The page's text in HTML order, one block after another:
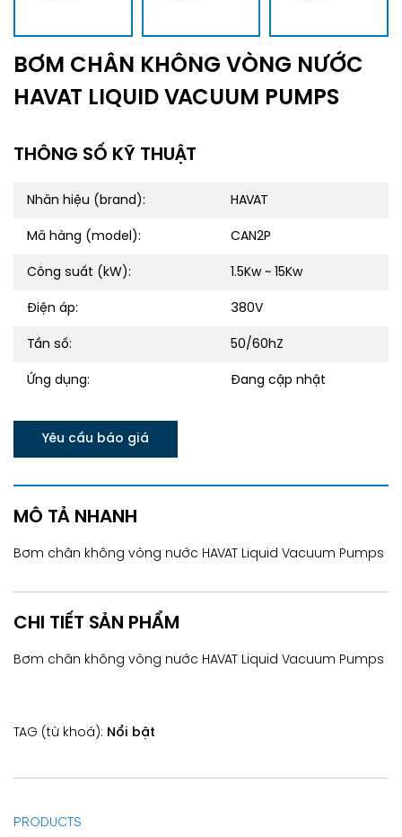
BƠM CHÂN KHÔNG VÒNG NƯỚC
HAVAT LIQUID VACUUM PUMPS
THÔNG SỐ KỸ THUẬT
Nhãn hiệu (brand): HAVAT
Mã hàng (model): CAN2P
Công suất (kW): 1.5Kw ~ 15Kw
Điện áp: 380V
Tần số: 50/60hZ
Ứng dụng: Đang cập nhật
Yêu cầu báo giá
MÔ TẢ NHANH
Bơm chân không vòng nước HAVAT Liquid Vacuum Pumps
CHI TIẾT SẢN PHẨM
Bơm chân không vòng nước HAVAT Liquid Vacuum Pumps
TAG (từ khoá): Nổi bật
PRODUCTS